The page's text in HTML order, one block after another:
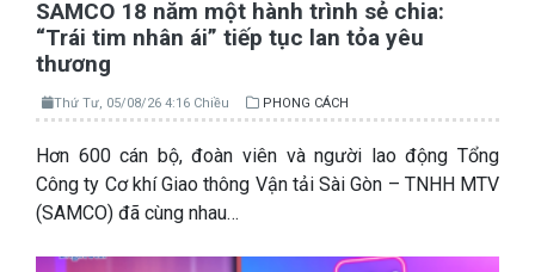
SAMCO 18 năm một hành trình sẻ chia:
“Trái tim nhân ái” tiếp tục lan tỏa yêu
thương
Thứ Tư, 05/08/26 4:16 Chiều PHONG CÁCH
Hơn 600 cán bộ, đoàn viên và người lao động Tổng
Công ty Cơ khí Giao thông Vận tải Sài Gòn – TNHH MTV
(SAMCO) đã cùng nhau…